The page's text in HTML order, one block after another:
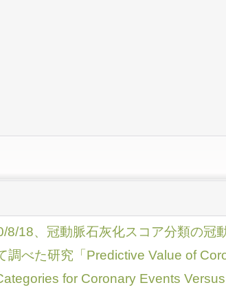
8/18、冠動脈石灰化スコア分類の冠
調べた研究「Predictive Value of
for Coronary Events